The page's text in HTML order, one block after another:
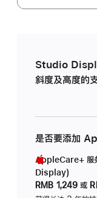
Studio
斜度及高度的
是否要添加
AppleCare+ 服
Display)
RMB 1,249 或